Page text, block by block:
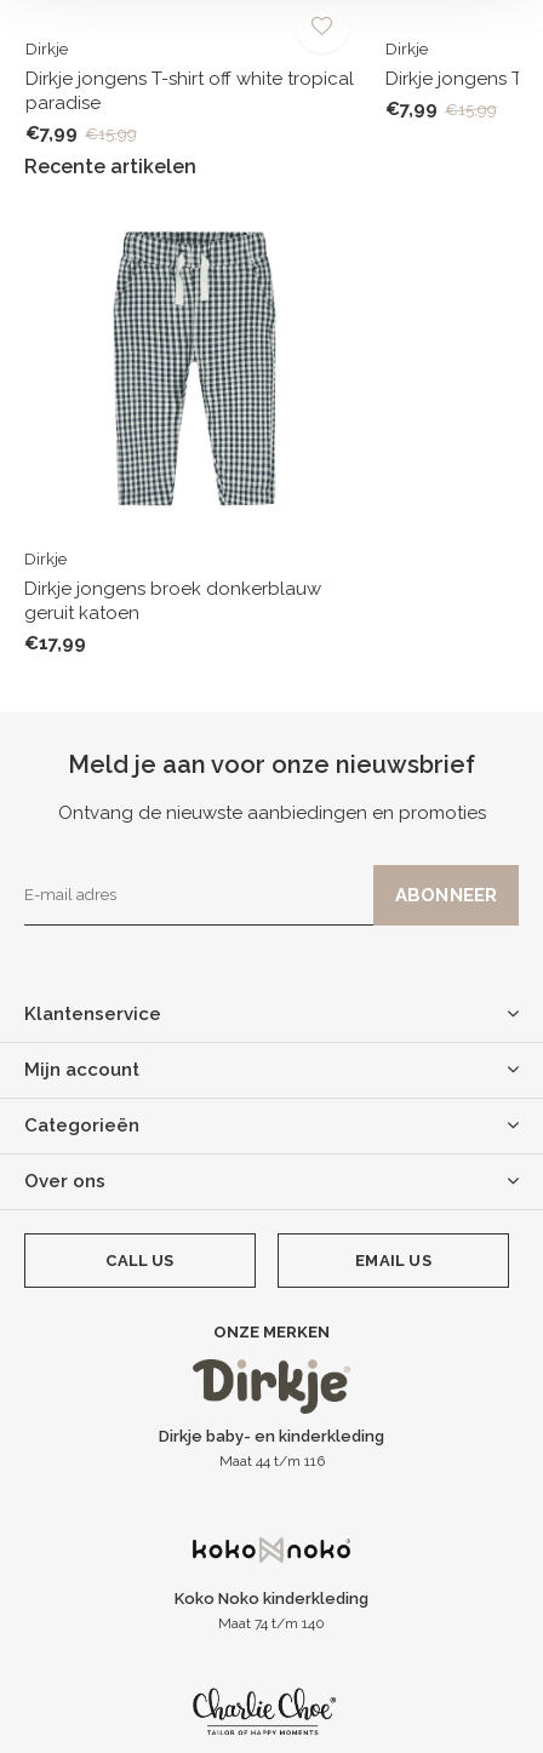
Dirkje
Dirkje jongens T-shirt off white tropical
paradise
€7,99 €15,99
Dirkje
Dirkje jongens T-
€7,99 €15,99
Recente artikelen
Dirkje
Dirkje jongens broek donkerblauw
geruit katoen
€17,99
Meld je aan voor onze nieuwsbrief
Ontvang de nieuwste aanbiedingen en promoties
Klantenservice
Mijn account
Categorieën
Over ons
CALL US EMAIL US
ONZE MERKEN
Dirkje baby- en kinderkleding
Maat 44 t/m 116
Koko Noko kinderkleding
Maat 74 t/m 140